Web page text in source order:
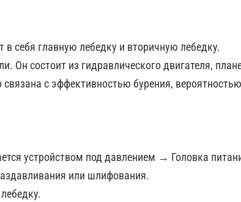
себя главную лебедку и вторичную лебедку.
Он состоит из гидравлического двигателя,
с эффективностью бурения,
устройством под давлением → Головка
или шлифования.